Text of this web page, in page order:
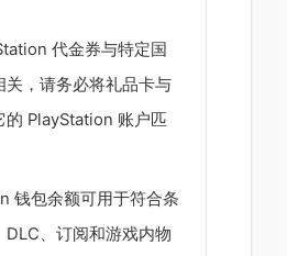
代金券与特定国
关，请务必将礼品卡与
的 PlayStation 账户匹
钱包余额可用于符合条
DLC、订阅和游戏内物